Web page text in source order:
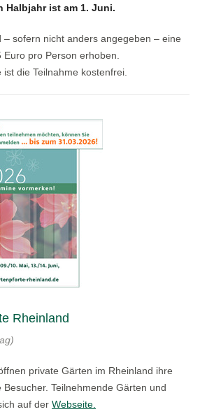
Halbjahr ist am 1. Juni.
sofern nicht anders angegeben – eine
Euro pro Person erhoben.
die Teilnahme kostenfrei.
Rheinland
private Gärten im Rheinland ihre
Teilnehmende Gärten und
auf der Webseite.